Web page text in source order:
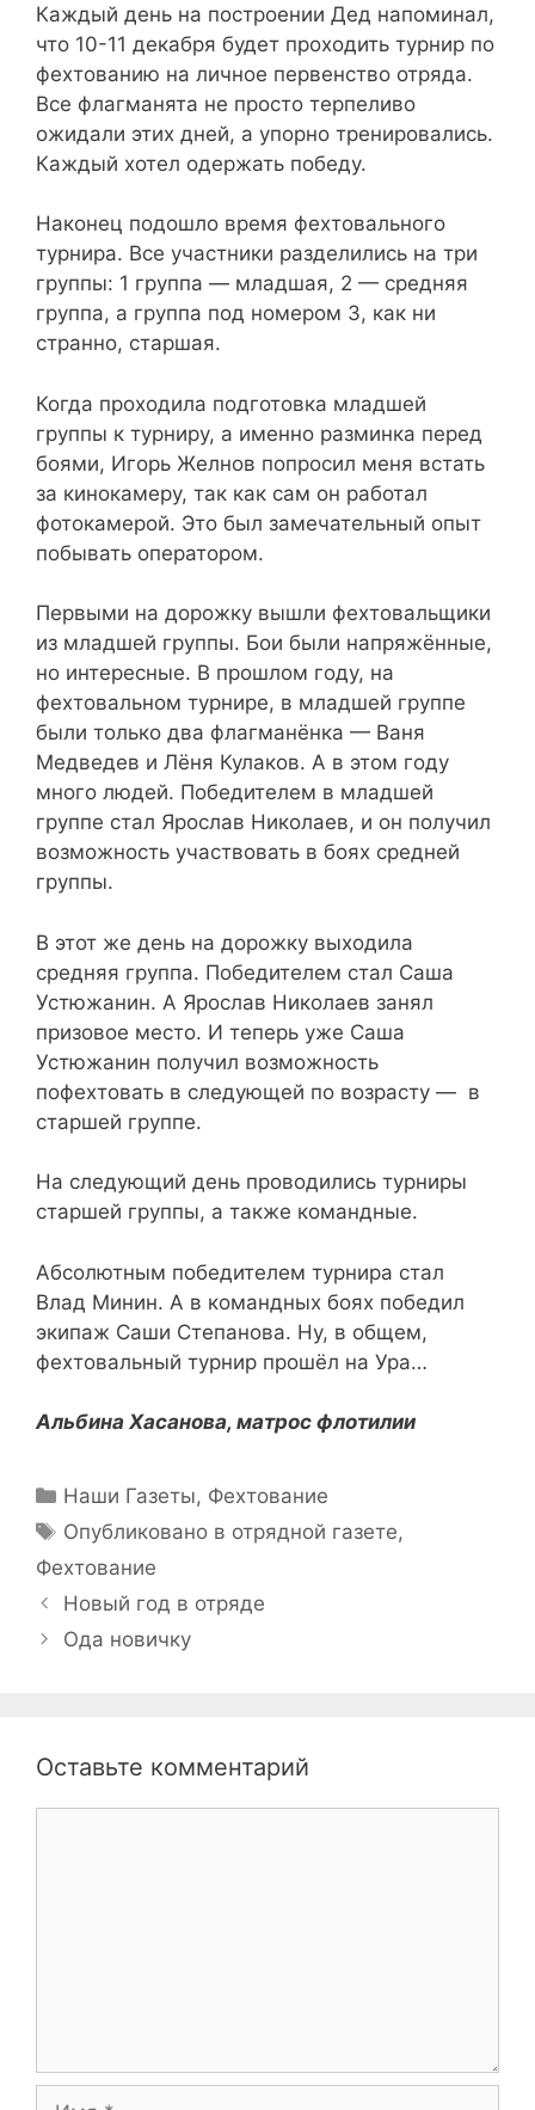
Каждый день на построении Дед напоминал,
что 10-11 декабря будет проходить турнир по
фехтованию на личное первенство отряда.
Все флагманята не просто терпеливо
ожидали этих дней, а упорно тренировались.
Каждый хотел одержать победу.
Наконец подошло время фехтовального
турнира. Все участники разделились на три
группы: 1 группа — младшая, 2 — средняя
группа, а группа под номером 3, как ни
странно, старшая.
Когда проходила подготовка младшей
группы к турниру, а именно разминка перед
боями, Игорь Желнов попросил меня встать
за кинокамеру, так как сам он работал
фотокамерой. Это был замечательный опыт
побывать оператором.
Первыми на дорожку вышли фехтовальщики
из младшей группы. Бои были напряжённые,
но интересные. В прошлом году, на
фехтовальном турнире, в младшей группе
были только два флагманёнка — Ваня
Медведев и Лёня Кулаков. А в этом году
много людей. Победителем в младшей
группе стал Ярослав Николаев, и он получил
возможность участвовать в боях средней
группы.
В этот же день на дорожку выходила
средняя группа. Победителем стал Саша
Устюжанин. А Ярослав Николаев занял
призовое место. И теперь уже Саша
Устюжанин получил возможность
пофехтовать в следующей по возрасту — в
старшей группе.
На следующий день проводились турниры
старшей группы, а также командные.
Абсолютным победителем турнира стал
Влад Минин. А в командных боях победил
экипаж Саши Степанова. Ну, в общем,
фехтовальный турнир прошёл на Ура…
Альбина Хасанова, матрос флотилии
Рубрики
Наши Газеты, Фехтование
Метки
Опубликовано в отрядной газете,
Фехтование
Навигация
записи
Новый год в отряде
Ода новичку
Оставьте комментарий
Имя